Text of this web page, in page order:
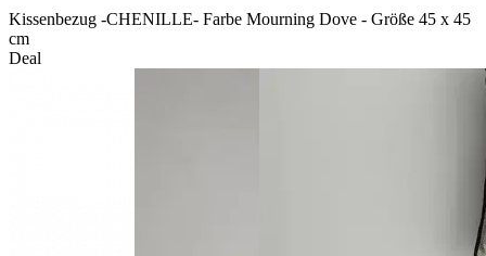
Kissenbezug -CHENILLE- Farbe Mourning Dove - Größe 45 x 45
cm
Deal